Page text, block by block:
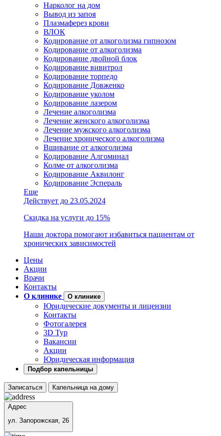
Нарколог на дом
Вывод из запоя
Плазмаферез крови
ВЛОК
Кодирование от алкоголизма гипнозом
Кодирование от алкоголизма
Кодирование двойной блок
Кодирование вивитрол
Кодирование торпедо
Кодирование Довженко
Кодирование уколом
Кодирование лазером
Лечение алкоголизма
Лечение женского алкоголизма
Лечение мужского алкоголизма
Лечение хронического алкоголизма
Вшивание от алкоголизма
Кодирование Алгоминал
Колме от алкоголизма
Кодирование Аквилонг
Кодирование Эспераль
Еще
Действует до 23.05.2024
Скидка на услуги до 15%
Наши доктора помогают избавиться пациентам от
хронических зависимостей
Цены
Акции
Врачи
Контакты
О клинике
О клинике
Юридические документы и лицензии
Контакты
Фотогалерея
3D Тур
Вакансии
Акции
Юридическая информация
Подбор капельницы
Записаться Капельница на дому
Адрес
ул. Запорожская, 26